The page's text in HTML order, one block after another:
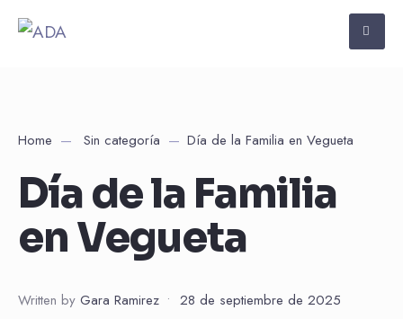
Home Sin categoría Día de la Familia en Vegueta
Día de la Familia
en Vegueta
Written by Gara Ramirez • 28 de septiembre de 2025